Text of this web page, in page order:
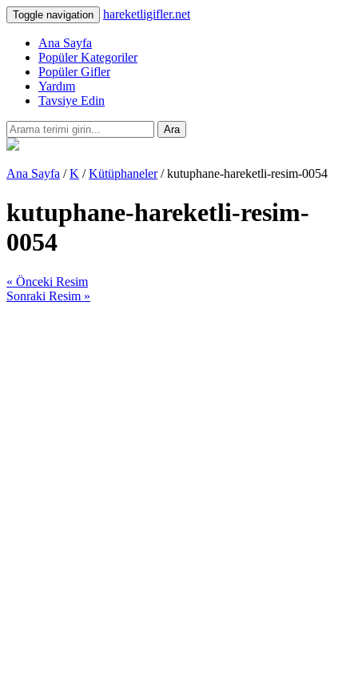
Toggle navigation hareketligifler.net
Ana Sayfa
Popüler Kategoriler
Popüler Gifler
Yardım
Tavsiye Edin
Ara
Ana Sayfa /K /Kütüphaneler/ kutuphane-hareketli-resim-0054
kutuphane-hareketli-resim-
0054
« Önceki Resim
Sonraki Resim »